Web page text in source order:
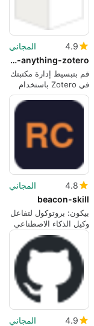
4.9
المجاني
cli-anything-zotero
قم بتبسيط إدارة مكتبتك
في Zotero باستخدام
الذكاء الاصطناعي
4.8
المجاني
beacon-skill
بيكون: بروتوكول لتفاعل
وكيل الذكاء الاصطناعي
4.9
المجاني